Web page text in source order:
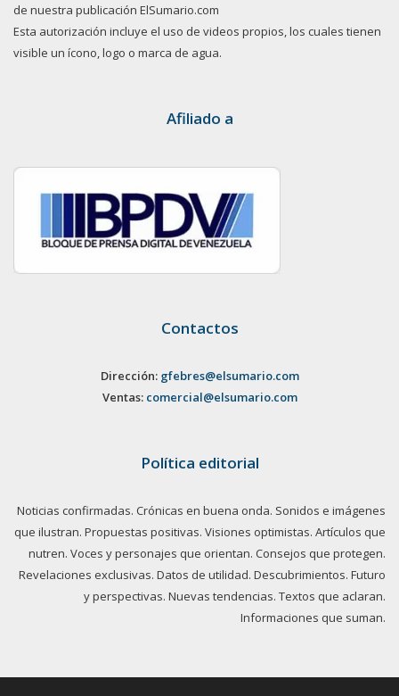
de nuestra publicación ElSumario.com
Esta autorización incluye el uso de videos propios, los cuales tienen
visible un ícono, logo o marca de agua.
Afiliado a
Contactos
Dirección: gfebres@elsumario.com
Ventas: comercial@elsumario.com
Política editorial
Noticias confirmadas. Crónicas en buena onda. Sonidos e imágenes
que ilustran. Propuestas positivas. Visiones optimistas. Artículos que
nutren. Voces y personajes que orientan. Consejos que protegen.
Revelaciones exclusivas. Datos de utilidad. Descubrimientos. Futuro
y perspectivas. Nuevas tendencias. Textos que aclaran.
Informaciones que suman.